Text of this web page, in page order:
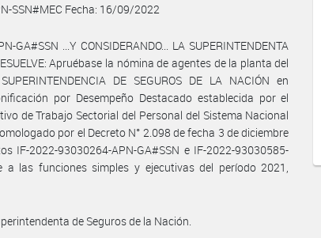
SSN#MEC Fecha: 16/09/2022
GA#SSN ...Y CONSIDERANDO... LA SUPERINTENDENTA
Apruébase la nómina de agentes de la planta del
DE SEGUROS DE LA NACIÓN en
por Desempeño Destacado establecida por el
de Trabajo Sectorial del Personal del Sistema Nacional
por el Decreto N° 2.098 de fecha 3 de diciembre
IF-2022-93030264-APN-GA#SSN e IF-2022-93030585-
a las funciones simples y ejecutivas del período 2021,
de Seguros de la Nación.